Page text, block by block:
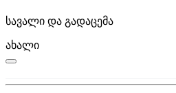
სავალი და გადაცემა
ახალი